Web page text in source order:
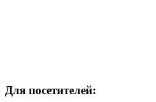
Для посетителей: